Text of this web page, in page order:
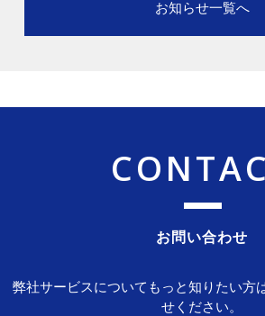
お知らせ一覧へ
お問い合わせ
弊社サービスについてもっと知りたい方
せください。